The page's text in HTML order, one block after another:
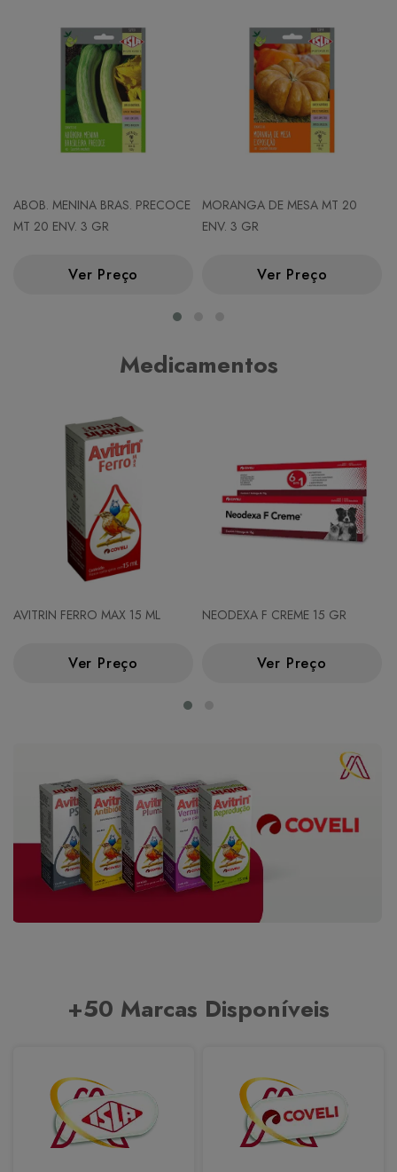
ABOB. MENINA BRAS. PRECOCE
MT 20 ENV. 3 GR
Ver Preço
MORANGA DE MESA MT 20
ENV. 3 GR
Ver Preço
Medicamentos
AVITRIN FERRO MAX 15 ML
Ver Preço
NEODEXA F CREME 15 GR
Ver Preço
+50 Marcas Disponíveis